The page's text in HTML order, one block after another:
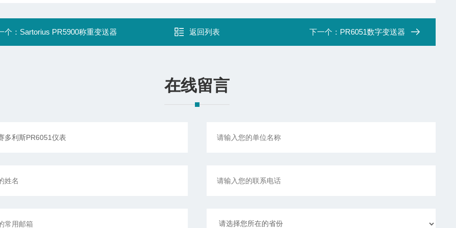
个： Sartorius PR5900称重变送器 返回列表 下一个： PR6051数字变送器
在线留言